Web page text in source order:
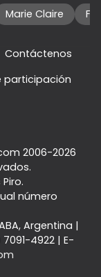
Marie Claire
Contáctenos
participación
2006-2026
número
Argentina |
7091-4922| E-